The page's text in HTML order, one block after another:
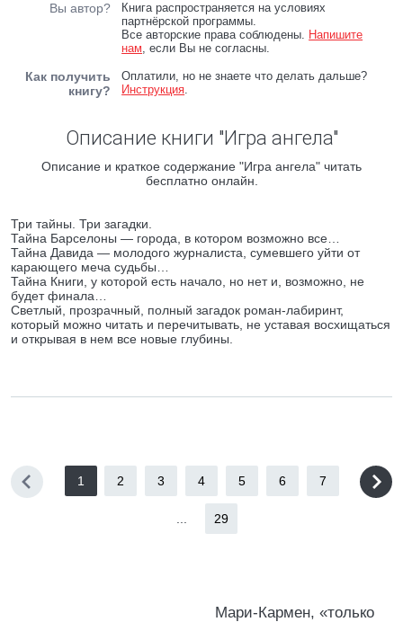
Вы автор?
Книга распространяется на условиях
партнёрской программы.
Все авторские права соблюдены. Напишите
нам, если Вы не согласны.
Как получить
книгу?
Оплатили, но не знаете что делать дальше?
Инструкция.
Описание книги "Игра ангела"
Описание и краткое содержание "Игра ангела" читать
бесплатно онлайн.
Три тайны. Три загадки.
Тайна Барселоны — города, в котором возможно все…
Тайна Давида — молодого журналиста, сумевшего уйти от
карающего меча судьбы…
Тайна Книги, у которой есть начало, но нет и, возможно, не
будет финала…
Светлый, прозрачный, полный загадок роман-лабиринт,
который можно читать и перечитывать, не уставая восхищаться
и открывая в нем все новые глубины.
1 2 3 4 5 6 7
29
Мари-Кармен, «только